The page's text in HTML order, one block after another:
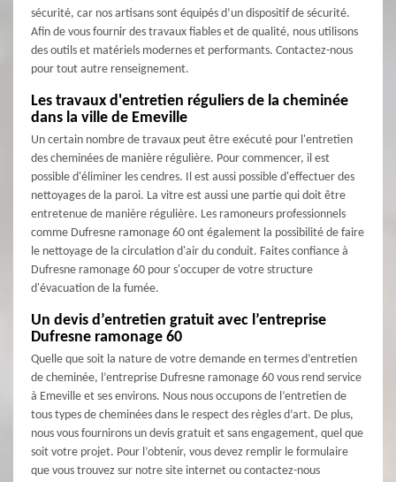
sécurité, car nos artisans sont équipés d’un dispositif de sécurité.
Afin de vous fournir des travaux fiables et de qualité, nous utilisons
des outils et matériels modernes et performants. Contactez-nous
pour tout autre renseignement.
Les travaux d'entretien réguliers de la cheminée
dans la ville de Emeville
Un certain nombre de travaux peut être exécuté pour l'entretien
des cheminées de manière régulière. Pour commencer, il est
possible d'éliminer les cendres. Il est aussi possible d'effectuer des
nettoyages de la paroi. La vitre est aussi une partie qui doit être
entretenue de manière régulière. Les ramoneurs professionnels
comme Dufresne ramonage 60 ont également la possibilité de faire
le nettoyage de la circulation d'air du conduit. Faites confiance à
Dufresne ramonage 60 pour s'occuper de votre structure
d'évacuation de la fumée.
Un devis d’entretien gratuit avec l’entreprise
Dufresne ramonage 60
Quelle que soit la nature de votre demande en termes d’entretien
de cheminée, l’entreprise Dufresne ramonage 60 vous rend service
à Emeville et ses environs. Nous nous occupons de l’entretien de
tous types de cheminées dans le respect des règles d’art. De plus,
nous vous fournirons un devis gratuit et sans engagement, quel que
soit votre projet. Pour l’obtenir, vous devez remplir le formulaire
que vous trouvez sur notre site internet ou contactez-nous